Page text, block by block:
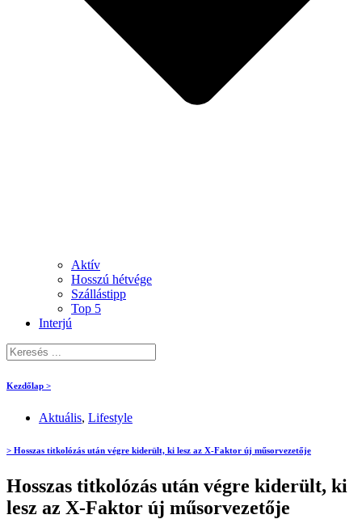
Aktív
Hosszú hétvége
Szállástipp
Top 5
Interjú
Kezdőlap >
Aktuális, Lifestyle
> Hosszas titkolózás után végre kiderült, ki lesz az X-Faktor új műsorvezetője
Hosszas titkolózás után végre kiderült, ki
lesz az X-Faktor új műsorvezetője